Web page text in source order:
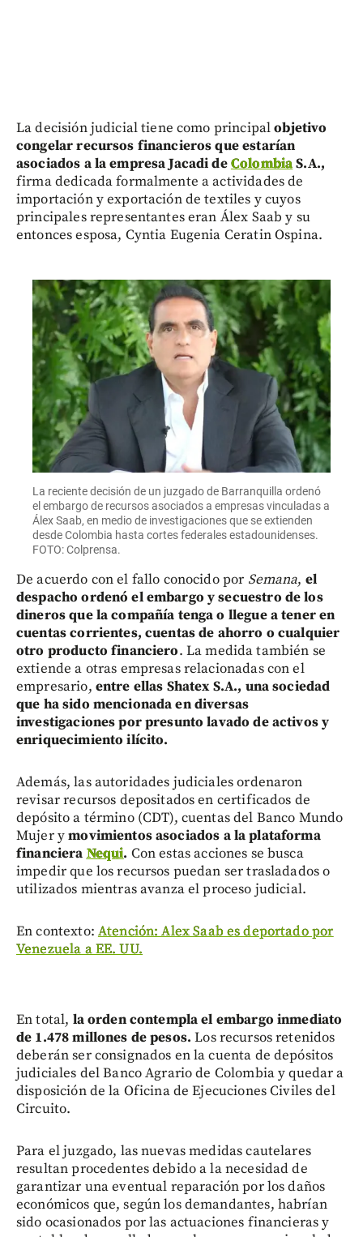
La decisión judicial tiene como principalobjetivo
congelar recursos financieros que estarían
asociados a la empresa Jacadi deColombiaS.A.,
firma dedicada formalmente a actividades de
importación y exportación de textiles y cuyos
principales representantes eran Álex Saab y su
entonces esposa, Cyntia Eugenia Ceratin Ospina.
La reciente decisión de un juzgado de Barranquilla ordenó
el embargo de recursos asociados a empresas vinculadas a
Álex Saab, en medio de investigaciones que se extienden
desde Colombia hasta cortes federales estadounidenses.
FOTO: Colprensa.
De acuerdo con el fallo conocido por Semana, el
despacho ordenó el embargo y secuestro de los
dineros que la compañía tenga o llegue a tener en
cuentas corrientes, cuentas de ahorro o cualquier
otro producto financiero. La medida también se
extiende a otras empresas relacionadas con el
empresario, entre ellas Shatex S.A., una sociedad
que ha sido mencionada en diversas
investigaciones por presunto lavado de activos y
enriquecimiento ilícito.
Además, las autoridades judiciales ordenaron
revisar recursos depositados en certificados de
depósito a término (CDT), cuentas del Banco Mundo
Mujer ymovimientos asociados a la plataforma
financiera Nequi. Con estas acciones se busca
impedir que los recursos puedan ser trasladados o
utilizados mientras avanza el proceso judicial.
En contexto: Atención: Alex Saab es deportado por
Venezuela a EE. UU.
En total, la orden contempla el embargo inmediato
de 1.478 millones de pesos. Los recursos retenidos
deberán ser consignados en la cuenta de depósitos
judiciales del Banco Agrario de Colombia y quedar a
disposición de la Oficina de Ejecuciones Civiles del
Circuito.
Para el juzgado, las nuevas medidas cautelares
resultan procedentes debido a la necesidad de
garantizar una eventual reparación por los daños
económicos que, según los demandantes, habrían
sido ocasionados por las actuaciones financieras y